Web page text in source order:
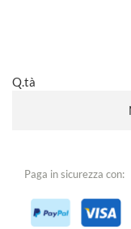
Q.tà
Paga in sicurezza con: